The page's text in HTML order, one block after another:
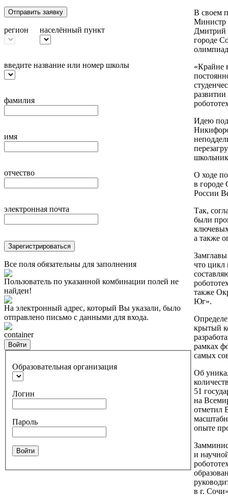
Отправить заявку
регион населённый пункт
введите название или номер школы
фамилия
имя
отчество
электронная почта
Зарегистрироваться
Все поля обязательны для заполнения
Пользователь по указанной комбинации полей не
найден!
На электронный адрес, который Вы указали, было
отправлено письмо с данными для входа.
container
Войти
Образовательная организация
Логин
Пароль
Войти
В своем
Министр
Дмитрий
городе
«Крайне
Идею
О ходе
в городе
России
Так,
были
а также
что цикл
также
Юг».
крытый
рамках
самых
Об
51
на
отметил
опыте
и
в г.